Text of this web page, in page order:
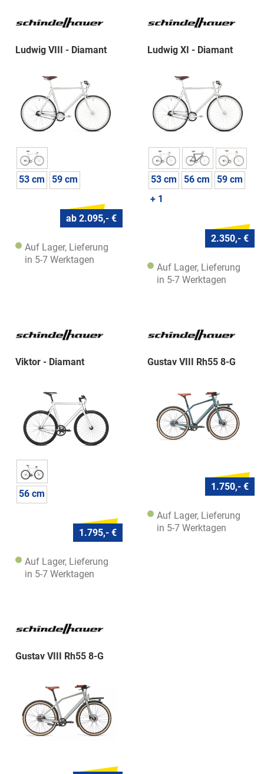
Ludwig VIII - Diamant
53 cm 59 cm
ab 2.095,- €
Auf Lager, Lieferung
in 5-7 Werktagen
Ludwig XI - Diamant
53 cm 56 cm
59 cm
+ 1
2.350,- €
Auf Lager, Lieferung
in 5-7 Werktagen
Viktor - Diamant
56 cm
1.795,- €
Auf Lager, Lieferung
in 5-7 Werktagen
Gustav VIII Rh55 8-G
1.750,- €
Auf Lager, Lieferung
in 5-7 Werktagen
Gustav VIII Rh55 8-G